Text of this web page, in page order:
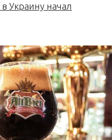
в Украину начал